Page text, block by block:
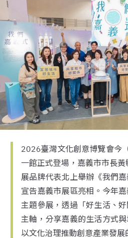
2026臺灣文化創意博覽會今
一館正式登場，嘉義市市長
展品牌代表北上舉辦《我們
宣告嘉義市展區亮相。今年
主題參展，透過「好生活、
主軸，分享嘉義的生活方式
以文化治理推動創意產業發展